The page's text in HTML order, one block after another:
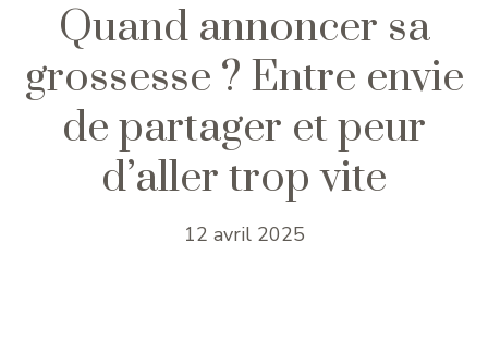
Quand annoncer sa
grossesse ? Entre envie
de partager et peur
d’aller trop vite
12 avril 2025